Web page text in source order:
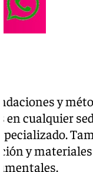
y
en cualquier
y